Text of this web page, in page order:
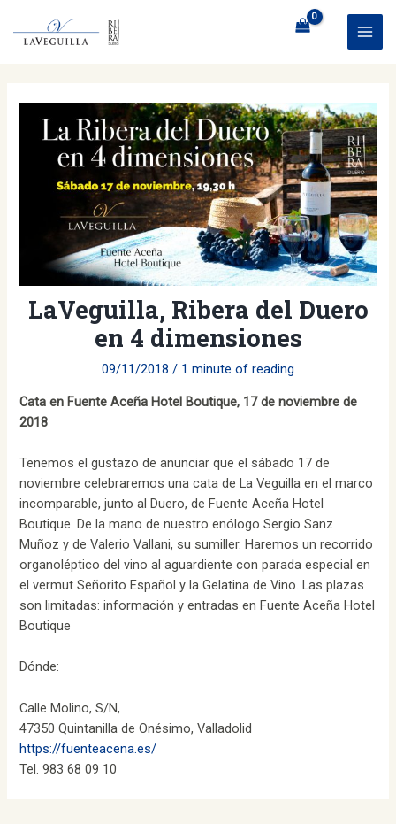
content
LaVeguilla, Ribera del Duero
en 4 dimensiones
09/11/2018 / 1 minute of reading
Cata en Fuente Aceña Hotel Boutique, 17 de noviembre de
2018
Tenemos el gustazo de anunciar que el sábado 17 de
noviembre celebraremos una cata de La Veguilla en el marco
incomparable, junto al Duero, de Fuente Aceña Hotel
Boutique. De la mano de nuestro enólogo Sergio Sanz
Muñoz y de Valerio Vallani, su sumiller. Haremos un recorrido
organoléptico del vino al aguardiente con parada especial en
el vermut Señorito Español y la Gelatina de Vino. Las plazas
son limitadas: información y entradas en Fuente Aceña Hotel
Boutique
Dónde:
Calle Molino, S/N,
47350 Quintanilla de Onésimo, Valladolid
https://fuenteacena.es/
Tel. 983 68 09 10